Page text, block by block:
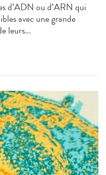
d’ADN ou d’ARN qui
avec une grande
leurs...